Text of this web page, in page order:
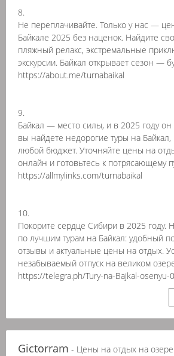
8.
Не переплачивайте. Только у нас —
Байкале 2025 без наценок. Найдите
пляжный релакс, экстремальные
экскурсии. Байкал открывает сезон —
https://about.me/turnabaikal
9.
Байкал — место силы, и в 2025 году он
вы найдете недорогие туры на
любой бюджет. Уточняйте цены на
онлайн и готовьтесь к потрясающему
https://allmylinks.com/turnabaikal
10.
Покорите сердце Сибири в 2025
по лучшим турам на Байкал: удобный
отзывы и актуальные цены на отдых.
незабываемый отпуск на великом
https://telegra.ph/Tury-na-Bajkal-osenyu-
Gictorram - Цены на отдых на озере